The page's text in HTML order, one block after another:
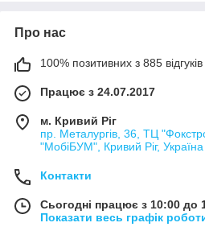
дачної ділянки. Категорія
регулярного
лужею, так і для
територій від густих
молодого чагарнику. Щоб
ділянці та не витрачати
важливо правильно
колісна косарка ідеальна
килима на відкритих
Про нас
100% позитивних з 885 відгуків
Працює з 24.07.2017
м. Кривий Ріг
пр. Металургів, 36, ТЦ
"МобіБУМ", Кривий Ріг, Україна
Контакти
Сьогодні працює з 10:00 до
Показати весь графік